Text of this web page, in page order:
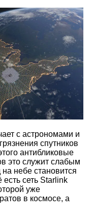
с астрономами и
спутников
антибликовые
это служит слабым
небе становится
сеть Starlink
уже
в космосе, а